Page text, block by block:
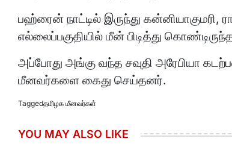
பஹ்ரைன் நாட்டில் இருந்து கன்னியாகுமரி,
எல்லைப்பகுதியில் மீன் பிடித்து
அப்போது அங்கு வந்த சவுதி அரேபியா
மீனவர்களை கைது செய்தனர்.
Taggedதமிழக மீனவர்கள்
YOU MAY ALSO LIKE